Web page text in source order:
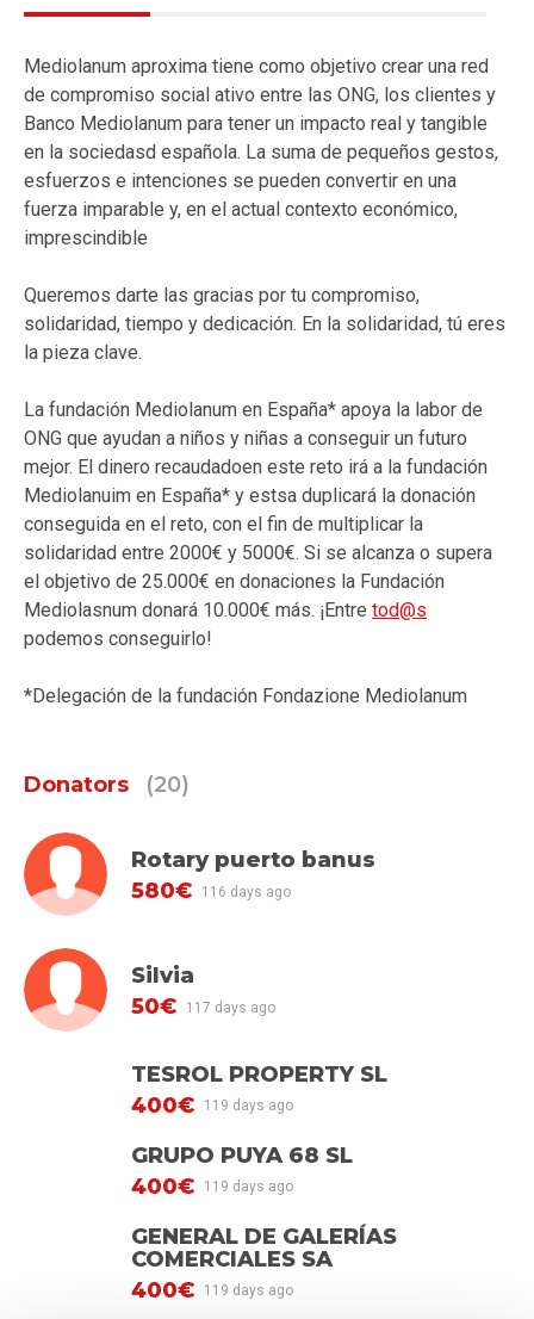
Mediolanum aproxima tiene como objetivo crear una red
de compromiso social ativo entre las ONG, los clientes y
Banco Mediolanum para tener un impacto real y tangible
en la sociedasd española. La suma de pequeños gestos,
esfuerzos e intenciones se pueden convertir en una
fuerza imparable y, en el actual contexto económico,
imprescindible
Queremos darte las gracias por tu compromiso,
solidaridad, tiempo y dedicación. En la solidaridad, tú eres
la pieza clave.
La fundación Mediolanum en España* apoya la labor de
ONG que ayudan a niños y niñas a conseguir un futuro
mejor. El dinero recaudadoen este reto irá a la fundación
Mediolanuim en España* y estsa duplicará la donación
conseguida en el reto, con el fin de multiplicar la
solidaridad entre 2000€ y 5000€. Si se alcanza o supera
el objetivo de 25.000€ en donaciones la Fundación
Mediolasnum donará 10.000€ más. ¡Entre tod@s
podemos conseguirlo!
*Delegación de la fundación Fondazione Mediolanum
Donators (20)
Rotary puerto banus
580€
116 days ago
Silvia
50€
117 days ago
TESROL PROPERTY SL
400€
119 days ago
GRUPO PUYA 68 SL
400€
119 days ago
GENERAL DE GALERÍAS
COMERCIALES SA
400€
119 days ago